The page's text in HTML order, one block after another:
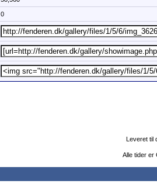
0
Leveret til
Alle tider er